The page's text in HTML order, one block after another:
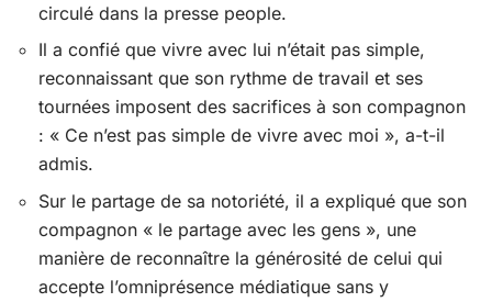
circulé dans la presse people.
Il a confié que vivre avec lui n’était pas simple,
reconnaissant que son rythme de travail et ses
tournées imposent des sacrifices à son compagnon
: « Ce n’est pas simple de vivre avec moi », a-t-il
admis.
Sur le partage de sa notoriété, il a expliqué que son
compagnon « le partage avec les gens », une
manière de reconnaître la générosité de celui qui
accepte l’omniprésence médiatique sans y